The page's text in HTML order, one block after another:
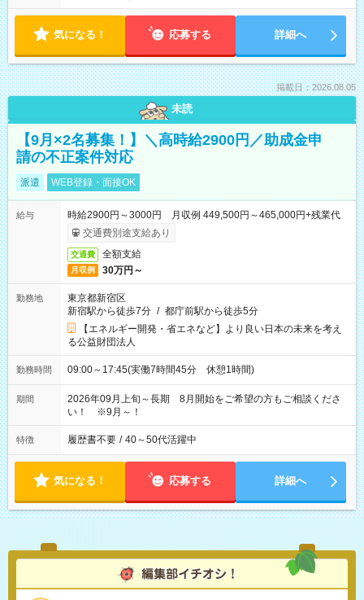
気になる！ 応募する 詳細へ
掲載日：2026.08.05
未読
【9月×2名募集！】＼高時給2900円／助成金申
請の不正案件対応
派遣 WEB登録・面接OK
給与
時給2900円～3000円 月収例 449,500円～465,000円+残業代
交通費別途支給あり
交通費 全額支給
月収例 30万円～
勤務地
東京都新宿区
新宿駅から徒歩7分 / 都庁前駅から徒歩5分
【エネルギー開発・省エネなど】より良い日本の未来を考え
る公益財団法人
勤務時間 09:00～17:45(実働7時間45分 休憩1時間)
期間
2026年09月上旬～長期 8月開始をご希望の方もご相談くださ
い！ ※9月～！
特徴 履歴書不要 / 40～50代活躍中
気になる！ 応募する 詳細へ